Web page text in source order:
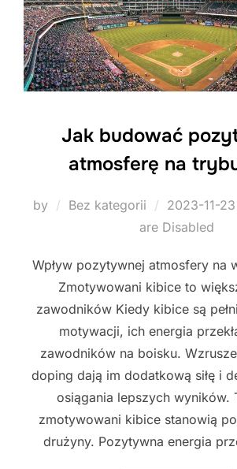
Jak budować
atmosferę na
by Bez kategorii
Posted
on
2023-11-23
are Disabled
Wpływ pozytywnej atmosfery na
Zmotywowani kibice to
zawodników Kiedy kibice są
motywacji, ich energia
zawodników na boisku.
doping dają im dodatkową siłę i
osiągania lepszych wyników.
zmotywowani kibice stanowią
drużyny. Pozytywna energia